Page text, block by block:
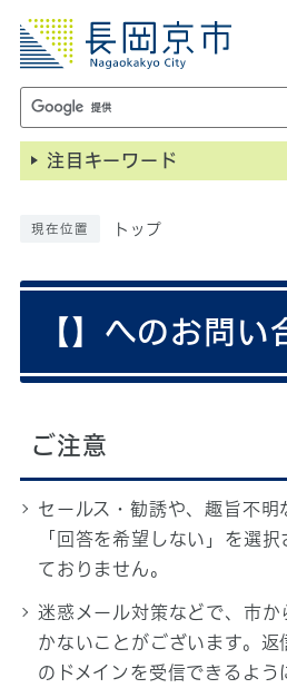
注目キーワード
現在位置 トップ
【】へのお問い
ご注意
セールス・勧誘や、趣旨不明
「回答を希望しない」を選
ておりません。
迷惑メール対策などで、市か
かないことがございます。返
のドメインを受信できるよう